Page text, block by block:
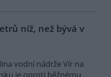
níž, než bývá v
vodní nádrže Vír na
je oproti běžnému